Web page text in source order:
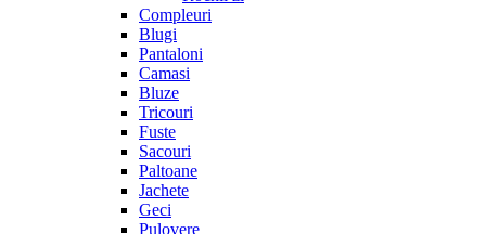
Compleuri
Blugi
Pantaloni
Camasi
Bluze
Tricouri
Fuste
Sacouri
Paltoane
Jachete
Geci
Pulovere